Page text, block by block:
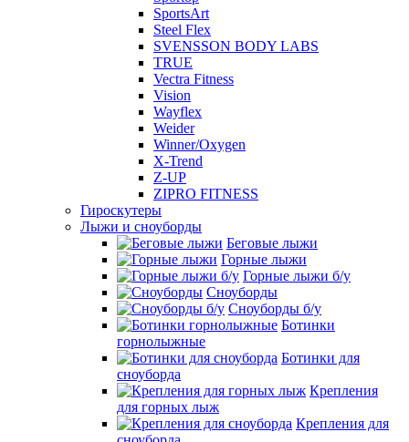
SportsArt
Steel Flex
SVENSSON BODY LABS
TRUE
Vectra Fitness
Vision
Wayflex
Weider
Winner/Oxygen
X-Trend
Z-UP
ZIPRO FITNESS
Гироскутеры
Лыжи и сноуборды
Беговые лыжи
Горные лыжи
Горные лыжи б/у
Сноуборды
Сноуборды б/у
Ботинки
горнолыжные
Ботинки для
сноуборда
Крепления
для горных лыж
Крепления для